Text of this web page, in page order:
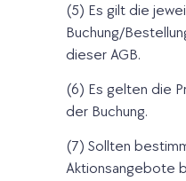
(5) Es gilt die
Buchung/
dieser AGB.
(6) Es gelten die
der Buchung.
(7) Sollten
Aktionsangebote